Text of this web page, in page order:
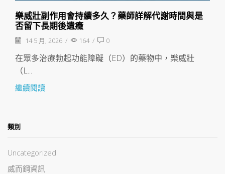
樂威壯副作用會持續多久？藥師詳解代謝時間與是
否留下長期後遺癥
14 5 月, 2026 / 164 / 0
在眾多治療勃起功能障礙（ED）的藥物中，樂威壯
（L...
繼續閱讀
類別
Uncategorized
威而鋼資訊